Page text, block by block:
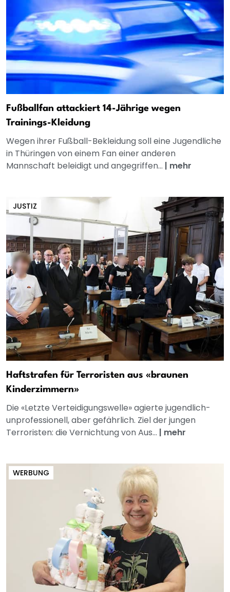
Fußballfan attackiert 14-Jährige wegen
Trainings-Kleidung
Wegen ihrer Fußball-Bekleidung soll eine Jugendliche
in Thüringen von einem Fan einer anderen
Mannschaft beleidigt und angegriffen... | mehr
JUSTIZ
Haftstrafen für Terroristen aus «braunen
Kinderzimmern»
Die «Letzte Verteidigungswelle» agierte jugendlich-
unprofessionell, aber gefährlich. Ziel der jungen
Terroristen: die Vernichtung von Aus... | mehr
WERBUNG